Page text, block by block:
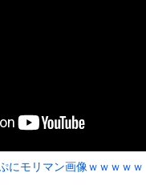
にモリマン画像ｗｗｗｗｗ